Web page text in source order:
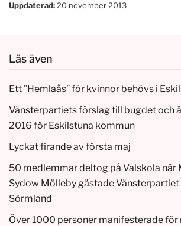
Uppdaterad: 20 november 2013
Läs även
Ett ”Hemlaås” för kvinnor behövs i
Vänsterpartiets förslag till bugdet och
2016 för Eskilstuna kommun
Lyckat firande av första maj
50 medlemmar deltog på Valskola när
Sydow Mölleby gästade Vänsterpartiet
Sörmland
Över 1000 personer manifesterade för